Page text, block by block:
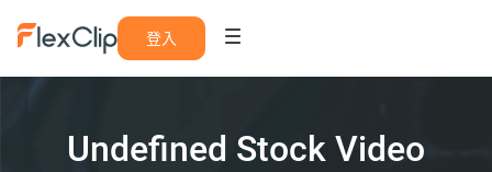
登入
Undefined Stock Video